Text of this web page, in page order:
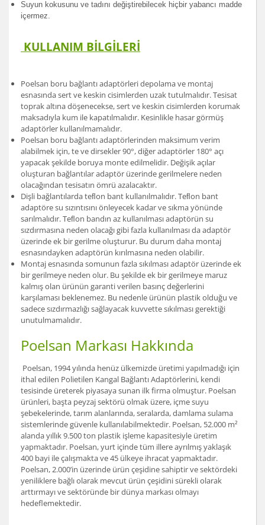
Suyun kokusunu ve tadını değiştirebilecek hiçbir yabancı madde
içermez.
KULLANIM BİLGİLERİ
Poelsan boru bağlantı adaptörleri depolama ve montaj
esnasında sert ve keskin cisimlerden uzak tutulmalıdır. Tesisat
toprak altına döşenecekse, sert ve keskin cisimlerden korumak
maksadıyla kum ile kapatılmalıdır. Kesinlikle hasar görmüş
adaptörler kullanılmamalıdır.
Poelsan boru bağlantı adaptörlerinden maksimum verim
alabilmek için, te ve dirsekler 90°, diğer adaptörler 180° açı
yapacak şekilde boruya monte edilmelidir. Değişik açılar
oluşturan bağlantılar adaptör üzerinde gerilmelere neden
olacağından tesisatın ömrü azalacaktır.
Dişli bağlantılarda teﬂon bant kullanılmalıdır. Teﬂon bant
adaptöre su sızıntısını önleyecek kadar ve sıkma yönünde
sarılmalıdır. Teﬂon bandın az kullanılması adaptörün su
sızdırmasına neden olacağı gibi fazla kullanılması da adaptör
üzerinde ek bir gerilme oluşturur. Bu durum daha montaj
esnasındayken adaptörün kırılmasına neden olabilir.
Montaj esnasında somunun fazla sıkılması adaptör üzerinde ek
bir gerilmeye neden olur. Bu şekilde ek bir gerilmeye maruz
kalmış olan ürünün garanti verilen basınç değerlerini
karşılaması beklenemez. Bu nedenle ürünün plastik olduğu ve
sadece sızdırmazlığı sağlayacak kuvvette sıkılması gerektiği
unutulmamalıdır.
Poelsan Markası Hakkında
Poelsan, 1994 yılında henüz ülkemizde üretimi yapılmadığı için
ithal edilen Polietilen Kangal Bağlantı Adaptörlerini, kendi
tesisinde üreterek piyasaya sunan ilk firma olmuştur. Poelsan
ürünleri, başta peyzaj sektörü olmak üzere, içme suyu
şebekelerinde, tarım alanlarında, seralarda, damlama sulama
sistemlerinde güvenle kullanılabilmektedir. Poelsan, 52.000 m²
alanda yıllık 9.500 ton plastik işleme kapasitesiyle üretim
yapmaktadır. Poelsan, yurt içinde tüm illere ayrılmış yaklaşık
400 bayi ile çalışmakta ve 45 ülkeye ihracat yapmaktadır.
Poelsan, 2.000’in üzerinde ürün çeşidine sahiptir ve sektördeki
yeniliklere bağlı olarak mevcut ürün çeşidini sürekli olarak
arttırmayı ve sektöründe bir dünya markası olmayı
hedeflemektedir.